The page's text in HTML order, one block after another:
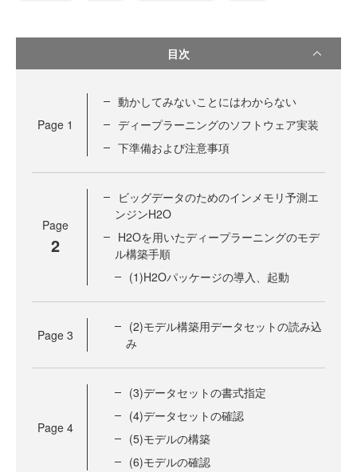
目次
Page 1
動かしてみないことにはわからない
ディープラーニングのソフトウェア実装
下準備および注意事項
Page
2
ビッグデータのためのインメモリ予測エ
ンジンH2O
H2Oを用いたディープラーニングのモデ
ル構築手順
(1)H2Oパッケージの導入、起動
Page 3
(2)モデル構築用データセットの読み込
み
Page 4
(3)データセットの書式指定
(4)データセットの確認
(5)モデルの構築
(6)モデルの確認